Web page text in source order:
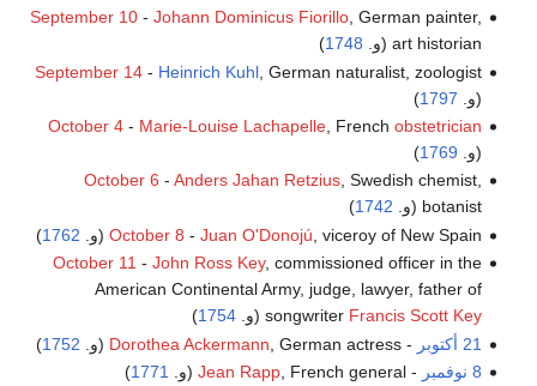
September 10- Johann Dominicus Fiorillo, German painter,
art historian (و.
1748
)
September 14- Heinrich Kuhl, German naturalist, zoologist
(و. 1797
)
October 4- Marie-Louise Lachapelle, French obstetrician
(و. 1769
)
October 6 - Anders Jahan Retzius, Swedish chemist,
botanist (و.
1742
)
October 8 - Juan O'Donojú , viceroy of New Spain (و. 1762
)
October 11 - John Ross Key, commissioned officer in the
American Continental Army, judge, lawyer, father of
songwriter Francis Scott Key (و.1754
)
21 أكتوبر
-
Dorothea Ackermann , German actress (و. 1752
)
8 نوفمبر
-
Jean Rapp, French general (و. 1771
)